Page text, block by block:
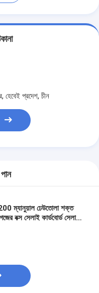
হেবেই প্রদেশ, চীন
ম্যানুয়াল ঢেউতোলা শক্ত
বক্স সেলাই কার্ডবোর্ড সেলাই